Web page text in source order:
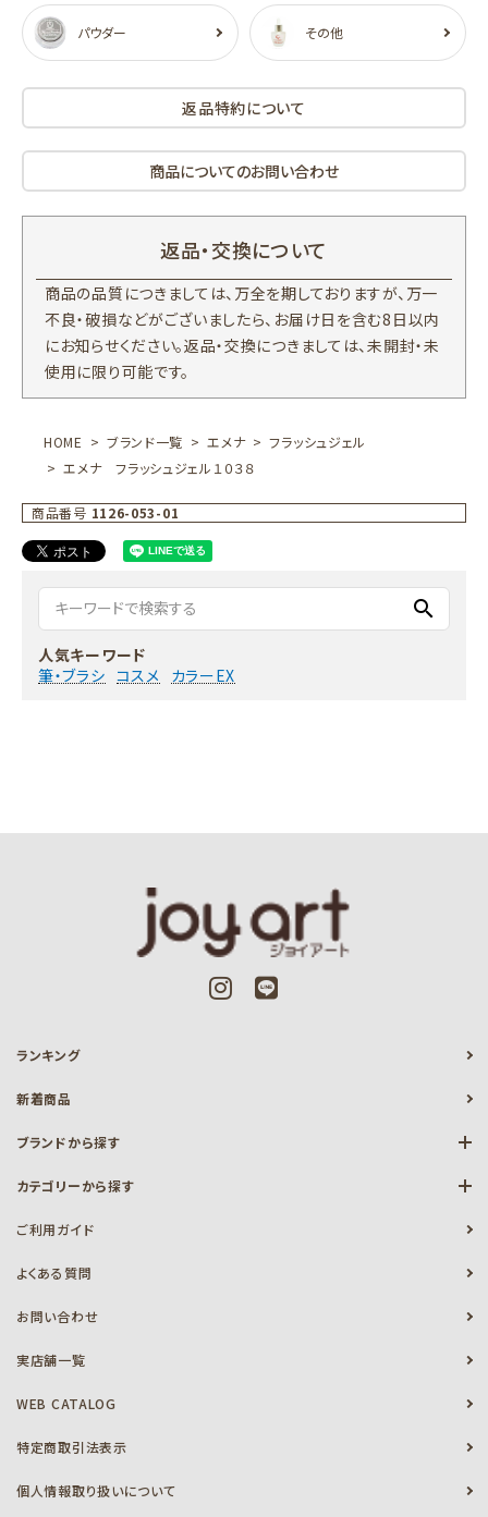
パウダー その他
返品特約について
商品についてのお問い合わせ
返品・交換について
商品の品質につきましては、万全を期しておりますが、万一
不良・破損などがございましたら、お届け日を含む8日以内
にお知らせください。返品・交換につきましては、未開封・未
使用に限り可能です。
HOME ブランド一覧 エメナ
フラッシュジェル
エメナ フラッシュジェル１０３８
商品番号 1126-053-01
search
人気キーワード
筆・ブラシ コスメ カラーEX
ランキング
新着商品
ブランドから探す
カテゴリーから探す
ご利用ガイド
よくある質問
お問い合わせ
実店舗一覧
WEB CATALOG
特定商取引法表示
個人情報取り扱いについて